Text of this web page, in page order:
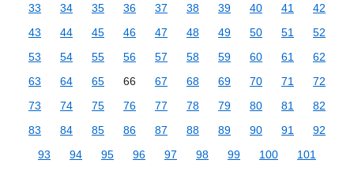
33
34 35 36 37 38 39 40 41
42
43
44 45 46 47 48 49 50 51
52
53
54 55 56 57 58 59 60 61
62
63
64 65 66 67 68 69 70 71
72
73
74 75 76 77 78 79 80 81
82
83
84 85 86 87 88 89 90 91
92
93
94 95 96 97 98 99 100
101